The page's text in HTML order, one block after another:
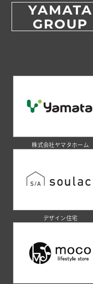
YAMATA
GROUP
株式会社ヤマタホーム
デザイン住宅